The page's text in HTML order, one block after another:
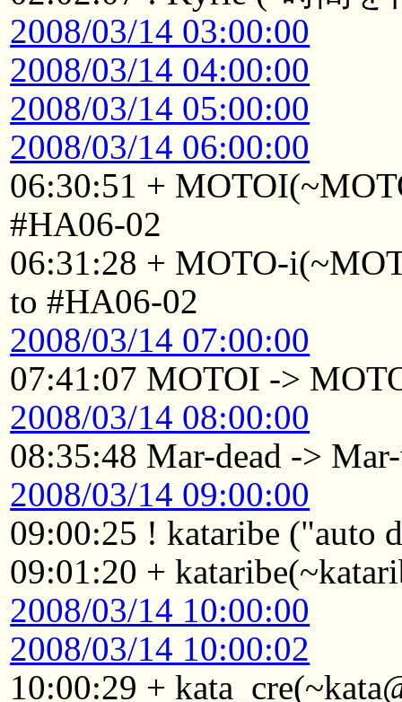
2008/03/14 03:00:00
2008/03/14 04:00:00
2008/03/14 05:00:00
2008/03/14 06:00:00
06:30:51 +
#HA06-02
06:31:28 + MOTO-
to #HA06-02
2008/03/14 07:00:00
07:41:07 MOTOI ->
2008/03/14 08:00:00
08:35:48 Mar-dead ->
2008/03/14 09:00:00
09:00:25 ! kataribe ("auto
09:01:20 +
2008/03/14 10:00:00
2008/03/14 10:00:02
10:00:29 +